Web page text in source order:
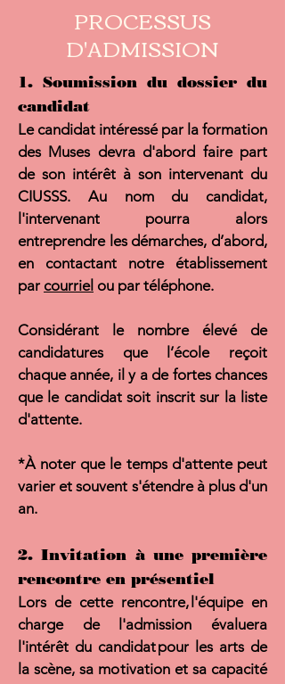
PROCESSUS
D'ADMISSION
1. Soumission du dossier du
candidat
Le candidat intéressé par la formation
des Muses devra d'abord faire part
de son intérêt à son intervenant du
CIUSSS. Au nom du candidat,
l'intervenant pourra alors
entreprendre les démarches, d’abord,
en contactant notre établissement
par courriel ou par téléphone.
Considérant le nombre élevé de
candidatures que
l’école reçoit
chaque année, il y a de fortes chances
que le candidat soit inscrit sur la liste
d'attente.
*À noter que le temps d'attente peut
varier et souvent s'étendre à plus d'un
an.
2. Invitation à une première
rencontre en présentiel
Lors de cette rencontre, l'équipe en
charge de l'admission évaluera
l'intérêt du candidat pour les arts de
la scène, sa motivation et sa capacité